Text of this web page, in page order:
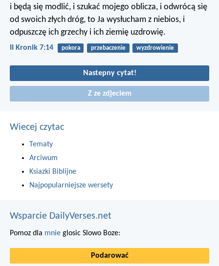
i będą się modlić, i szukać mojego oblicza, i odwrócą się
od swoich złych dróg, to Ja wysłucham z niebios, i
odpuszczę ich grzechy i ich ziemię uzdrowię.
II Kronik 7:14 pokora przebaczenie wyzdrowienie
Nastepny cytat!
Z ze zdjeciem
Wiecej czytac
Tematy
Arciwum
Ksiazki Biblijne
Najpopularniejsze wersety
Wsparcie DailyVerses.net
Pomoz dla mnie glosic Slowo Boze:
Podarować